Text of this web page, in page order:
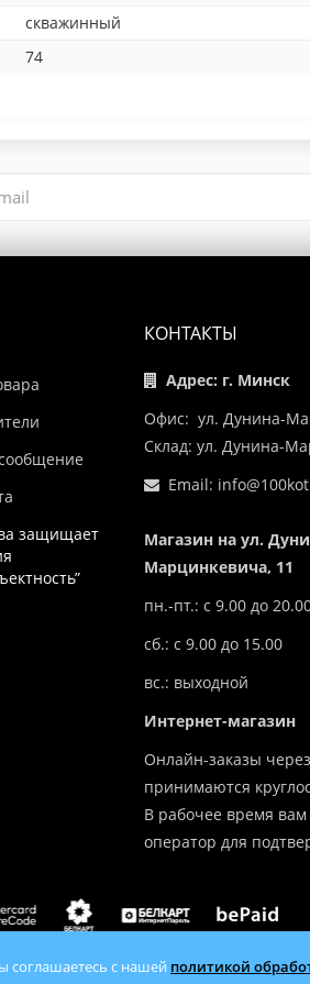
скважинный
74
защищает
КОНТАКТЫ
Адрес: г. Минск
Офис: ул. Дунина-
Склад: ул. Дунина-
Email:
Магазин на ул.
Марцинкевича, 11
пн.-пт.: с 9.00 до
сб.: с 9.00 до 15.00
вс.: выходной
Интернет-магазин
Онлайн-заказы
принимаются
В рабочее время
оператор для
оборудования с доставкой по всей
соглашаетесь с нашей политикой